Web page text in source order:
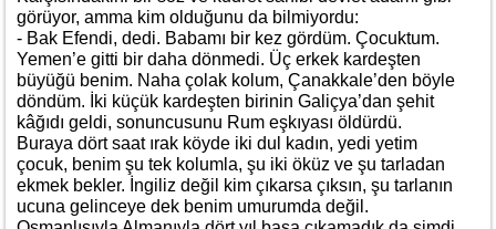
görüyor, amma kim olduğunu da bilmiyordu:
- Bak Efendi, dedi. Babamı bir kez gördüm. Çocuktum.
Yemen’e gitti bir daha dönmedi. Üç erkek kardeşten
büyüğü benim. Naha çolak kolum, Çanakkale’den böyle
döndüm. İki küçük kardeşten birinin Galiçya’dan şehit
kâğıdı geldi, sonuncusunu Rum eşkıyası öldürdü.
Buraya dört saat ırak köyde iki dul kadın, yedi yetim
çocuk, benim şu tek kolumla, şu iki öküz ve şu tarladan
ekmek bekler. İngiliz değil kim çıkarsa çıksın, şu tarlanın
ucuna gelinceye dek benim umurumda değil.